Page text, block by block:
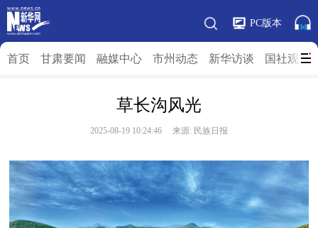
PC版本
首页 甘肃要闻 融媒中心 市州动态 新华访谈 国社观”陇
草长沟风光
2025-08-19 10:24:46 来源: 民族日报